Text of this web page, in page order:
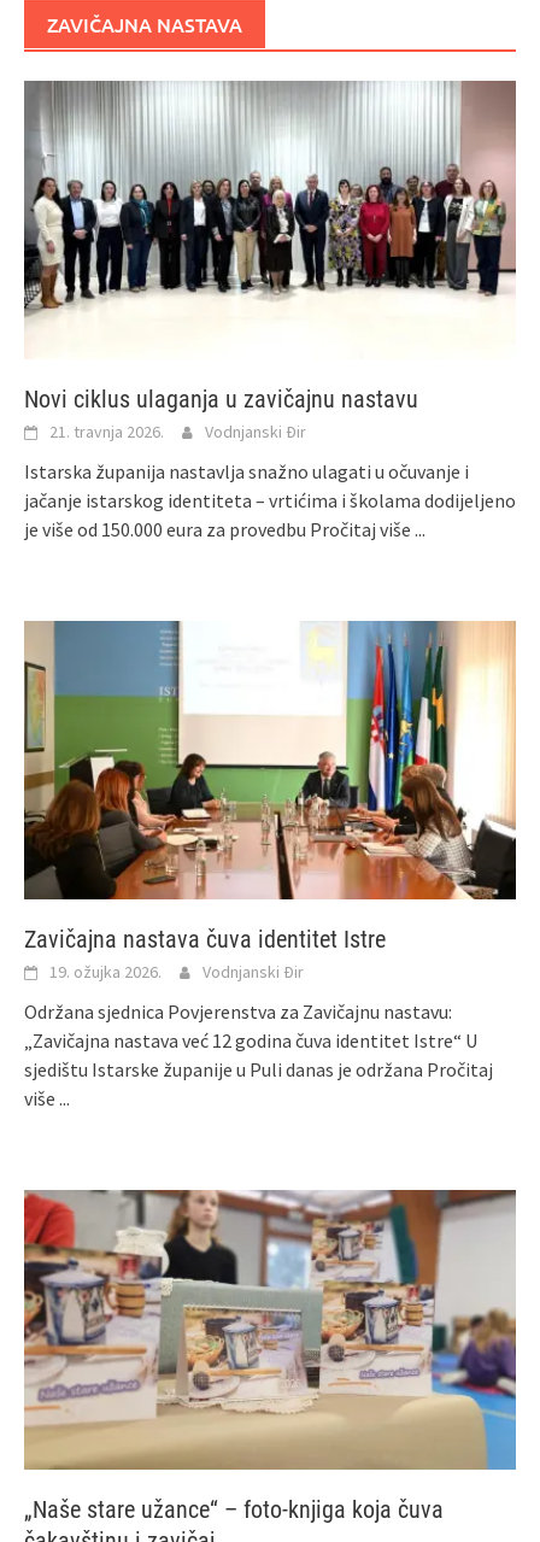
ZAVIČAJNA NASTAVA
Novi ciklus ulaganja u zavičajnu nastavu
21. travnja 2026. Vodnjanski Đir
Istarska županija nastavlja snažno ulagati u očuvanje i
jačanje istarskog identiteta – vrtićima i školama dodijeljeno
je više od 150.000 eura za provedbu Pročitaj više ...
Zavičajna nastava čuva identitet Istre
19. ožujka 2026. Vodnjanski Đir
Održana sjednica Povjerenstva za Zavičajnu nastavu:
„Zavičajna nastava već 12 godina čuva identitet Istre“ U
sjedištu Istarske županije u Puli danas je održana Pročitaj
više ...
„Naše stare užance“ – foto-knjiga koja čuva